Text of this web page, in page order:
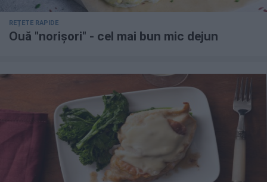
REȚETE RAPIDE
Ouă "norișori" - cel mai bun mic dejun